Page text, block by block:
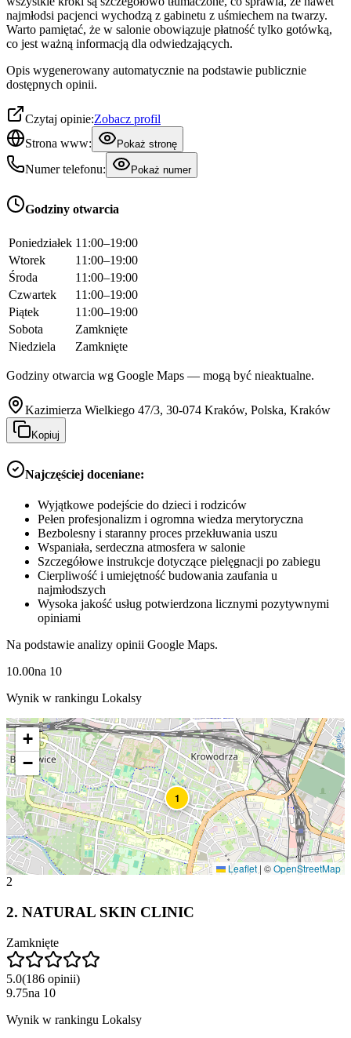
najmłodsi pacjenci wychodzą z gabinetu z uśmiechem na twarzy.
Warto pamiętać, że w salonie obowiązuje płatność tylko gotówką,
co jest ważną informacją dla odwiedzających.
Opis wygenerowany automatycznie na podstawie publicznie
dostępnych opinii.
Czytaj opinie:Zobacz profil
Strona www:
Pokaż stronę
Numer telefonu: Pokaż numer
Godziny otwarcia
Poniedziałek 11:00–19:00
Wtorek
11:00–19:00
Środa
11:00–19:00
Czwartek
11:00–19:00
Piątek
11:00–19:00
Sobota
Zamknięte
Niedziela
Zamknięte
Godziny otwarcia wg Google Maps — mogą być nieaktualne.
Kazimierza Wielkiego 47/3, 30-074 Kraków, Polska, Kraków
Kopiuj
Najczęściej doceniane:
Wyjątkowe podejście do dzieci i rodziców
Pełen profesjonalizm i ogromna wiedza merytoryczna
Bezbolesny i staranny proces przekłuwania uszu
Wspaniała, serdeczna atmosfera w salonie
Szczegółowe instrukcje dotyczące pielęgnacji po zabiegu
Cierpliwość i umiejętność budowania zaufania u
najmłodszych
Wysoka jakość usług potwierdzona licznymi pozytywnymi
opiniami
Na podstawie analizy opinii Google Maps.
10.00na 10
Wynik w rankingu Lokalsy
1
+
−
Leaflet | ©OpenStreetMap
2
2. NATURAL SKIN CLINIC
Zamknięte
5.0(186 opinii)
9.75na 10
Wynik w rankingu Lokalsy